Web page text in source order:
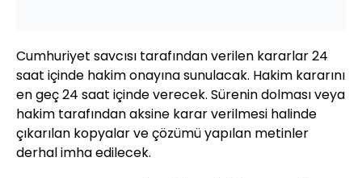
Cumhuriyet savcısı tarafından verilen kararlar 24
saat içinde hakim onayına sunulacak. Hakim kararını
en geç 24 saat içinde verecek. Sürenin dolması veya
hakim tarafından aksine karar verilmesi halinde
çıkarılan kopyalar ve çözümü yapılan metinler
derhal imha edilecek.